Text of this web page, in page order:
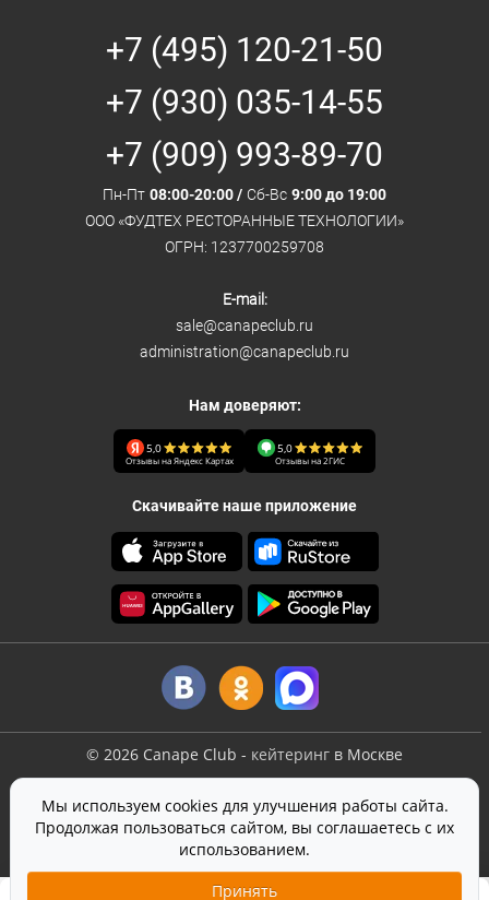
+7 (495) 120-21-50
+7 (930) 035-14-55
+7 (909) 993-89-70
Пн-Пт 08:00-20:00 / Сб-Вс 9:00 до 19:00
ООО «ФУДТЕХ РЕСТОРАННЫЕ ТЕХНОЛОГИИ»
ОГРН: 1237700259708
E-mail:
sale@canapeclub.ru
administration@canapeclub.ru
Нам доверяют:
5,0
Отзывы на Яндекс Картах
5,0
Отзывы на 2ГИС
Скачивайте наше приложение
© 2026 Canape Club - кейтеринг в Москве
Политика конфиденциальности
Согласие на обработку персональных данных
На сайте используетсяSmartCaptcha
Мы используем cookies для улучшения работы сайта.
Продолжая пользоваться сайтом, вы соглашаетесь с их
использованием.
Принять